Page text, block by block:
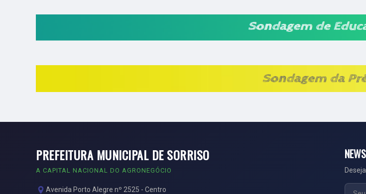
PREFEITURA MUNICIPAL DE SORRISO
A CAPITAL NACIONAL DO AGRONEGÓCIO
Avenida Porto Alegre nº 2525 - Centro